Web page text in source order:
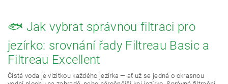
🐟 Jak vybrat správnou filtraci pro
jezírko: srovnání řady Filtreau Basic a
Filtreau Excellent
Čistá voda je vizitkou každého jezírka — ať už se jedná o okrasnou